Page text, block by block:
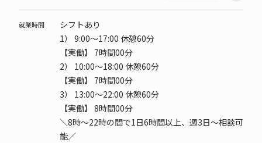
就業時間
シフトあり
1）
9:00～17:00 休憩60分
【実働】 7時間00分
2）
10:00～18:00 休憩60分
【実働】 7時間00分
3）
13:00～22:00 休憩60分
【実働】 8時間00分
＼8時～22時の間で1日6時間以上、週3日～相談可
能／